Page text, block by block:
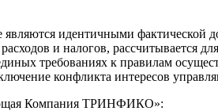
идентичными фактической
и налогов, рассчитывается
требованиях к правилам
конфликта интересов
Компания ТРИНФИКО»: